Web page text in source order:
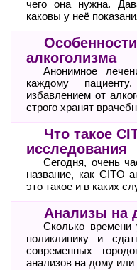
чего она нужна.
каковы у неё
алкоголизма
Анонимное
каждому
избавлением от
строго хранят
Что такое
исследования
Сегодня, очень
название, как CITO
это такое и в каких
Анализы на
Сколько
поликлинику и
современных
анализов на дому